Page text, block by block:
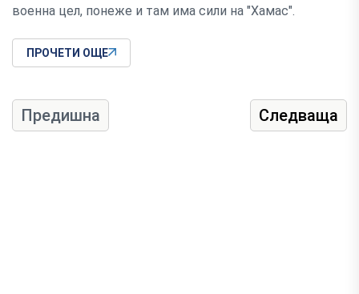
военна цел, понеже и там има сили на "Хамас".
ПРОЧЕТИ ОЩЕ
Предишна Следваща